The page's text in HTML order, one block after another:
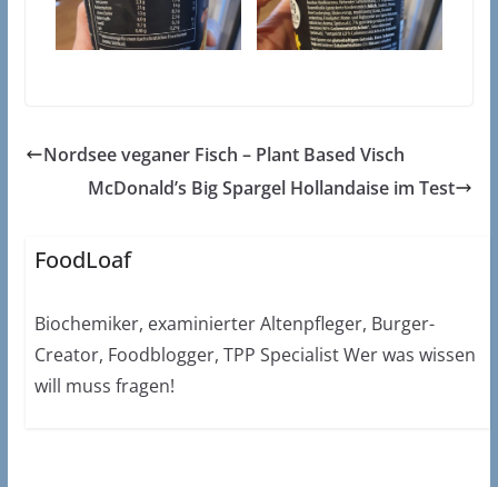
Nordsee veganer Fisch – Plant Based Visch
McDonald’s Big Spargel Hollandaise im Test
FoodLoaf
Biochemiker, examinierter Altenpfleger, Burger-
Creator, Foodblogger, TPP Specialist Wer was wissen
will muss fragen!